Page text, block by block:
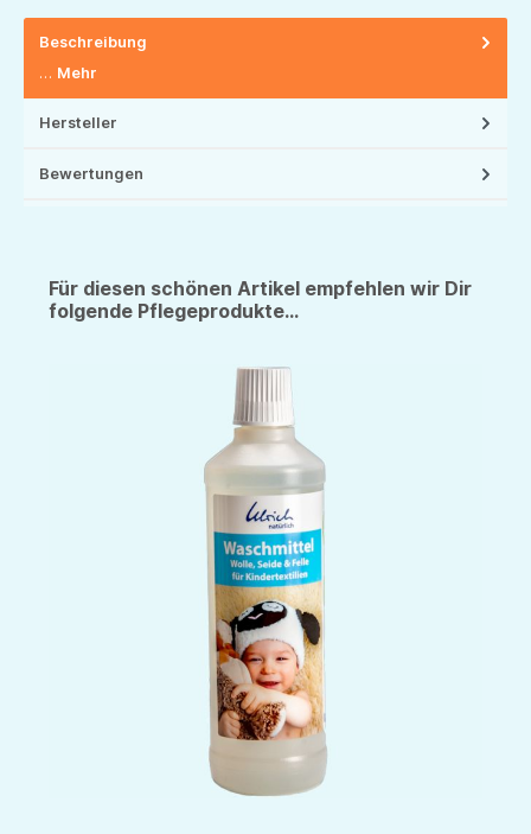
Beschreibung
… Mehr
Hersteller
Bewertungen
Für diesen schönen Artikel empfehlen wir Dir
folgende Pflegeprodukte...